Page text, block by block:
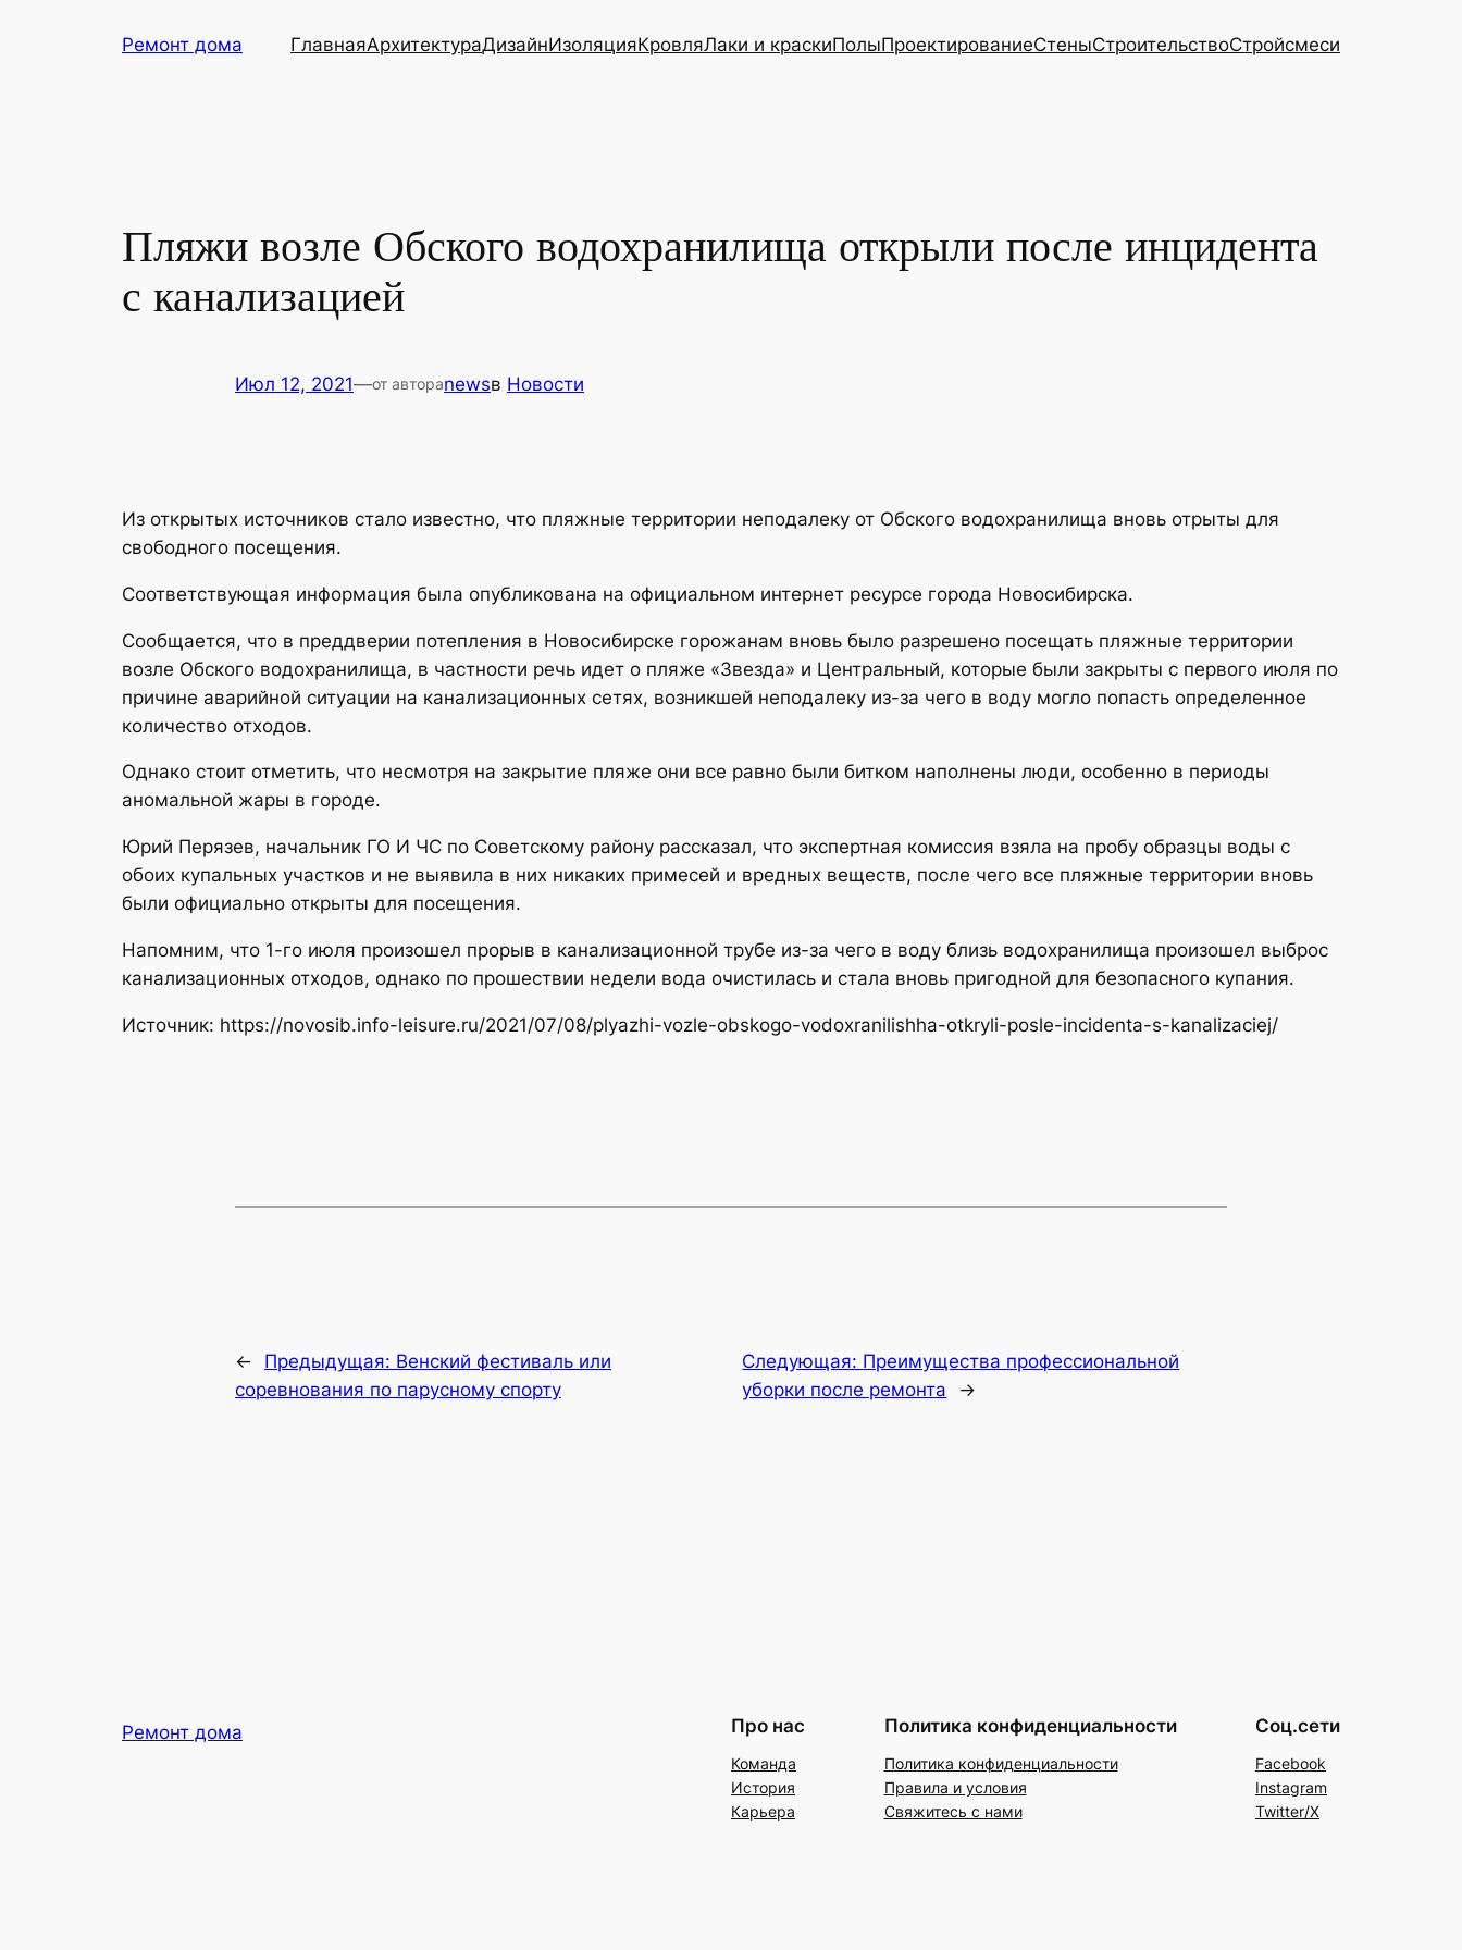
Ремонт дома ГлавнаяАрхитектураДизайнИзоляцияКровляЛаки и краскиПолыПроектированиеСтеныСтроительствоСтройсмеси
Пляжи возле Обского водохранилища открыли после инцидента
с канализацией
Июл 12, 2021—от автораnewsв Новости
Из открытых источников стало известно, что пляжные территории неподалеку от Обского водохранилища вновь отрыты для
свободного посещения.
Соответствующая информация была опубликована на официальном интернет ресурсе города Новосибирска.
Сообщается, что в преддверии потепления в Новосибирске горожанам вновь было разрешено посещать пляжные территории
возле Обского водохранилища, в частности речь идет о пляже «Звезда» и Центральный, которые были закрыты с первого июля по
причине аварийной ситуации на канализационных сетях, возникшей неподалеку из-за чего в воду могло попасть определенное
количество отходов.
Однако стоит отметить, что несмотря на закрытие пляже они все равно были битком наполнены люди, особенно в периоды
аномальной жары в городе.
Юрий Перязев, начальник ГО И ЧС по Советскому району рассказал, что экспертная комиссия взяла на пробу образцы воды с
обоих купальных участков и не выявила в них никаких примесей и вредных веществ, после чего все пляжные территории вновь
были официально открыты для посещения.
Напомним, что 1-го июля произошел прорыв в канализационной трубе из-за чего в воду близь водохранилища произошел выброс
канализационных отходов, однако по прошествии недели вода очистилась и стала вновь пригодной для безопасного купания.
Источник: https://novosib.info-leisure.ru/2021/07/08/plyazhi-vozle-obskogo-vodoxranilishha-otkryli-posle-incidenta-s-kanalizaciej/
← Предыдущая: Венский фестиваль или
соревнования по парусному спорту
Следующая: Преимущества профессиональной
уборки после ремонта
→
Ремонт дома Про нас
Команда
История
Карьера
Политика конфиденциальности
Политика конфиденциальности
Правила и условия
Свяжитесь с нами
Соц.сети
Facebook
Instagram
Twitter/X